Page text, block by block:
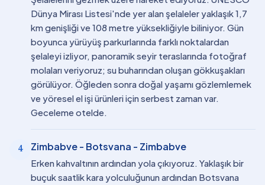
Dünya Mirası Listesi'nde yer alan şelaleler yaklaşık 1,7
km genişliği ve 108 metre yüksekliğiyle biliniyor. Gün
boyunca yürüyüş parkurlarında farklı noktalardan
şelaleyi izliyor, panoramik seyir teraslarında fotoğraf
molaları veriyoruz; su buharından oluşan gökkuşakları
görülüyor. Öğleden sonra doğal yaşamı gözlemlemek
ve yöresel el işi ürünleri için serbest zaman var.
Geceleme otelde.
4 Zimbabve - Botsvana - Zimbabve
Erken kahvaltının ardından yola çıkıyoruz. Yaklaşık bir
buçuk saatlik kara yolculuğunun ardından Botsvana